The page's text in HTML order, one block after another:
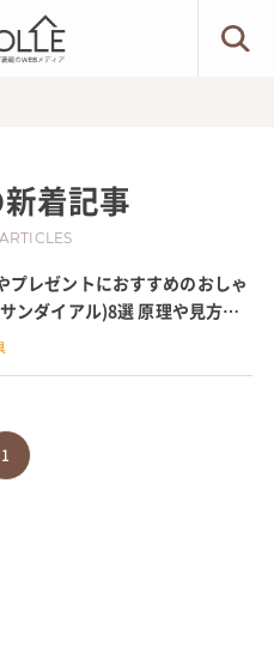
着記事
プレゼントにおすすめのおしゃ
ンダイアル)8選 原理や見方も
1